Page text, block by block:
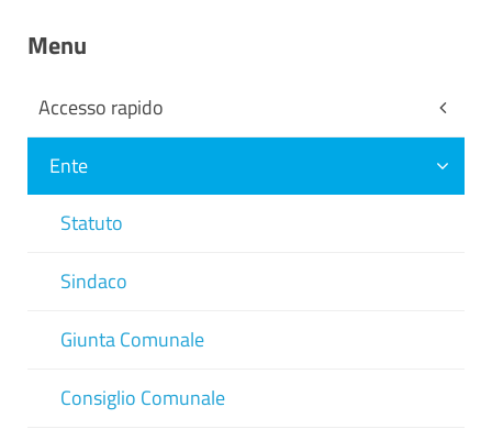
Menu
Accesso rapido
Ente
Statuto
Sindaco
Giunta Comunale
Consiglio Comunale